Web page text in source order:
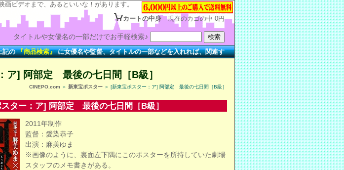
画ビデオまで、あるといいな！があります。
ア] 阿部定 最後の七日間［B級］
CINEPO.com ＞ 新東宝ポスター ＞ [新東宝ポスター：ア] 阿部定 最後の七日間［B級］
ター：ア] 阿部定 最後の七日間［B級］
2011年制作
監督：愛染恭子
出演：麻美ゆま
※画像のように、裏面左下隅にこのポスターを所持していた劇場
スタッフのメモ書きがある。
カートの中身 現在のカゴの中 0円
タイトルや女優名の一部だけでお手軽検索♪
品検索』に女優名や監督、タイトルの一部などを入れれば、関連する作品を簡単に検索できます。